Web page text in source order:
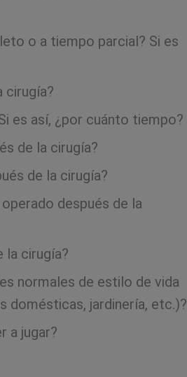
o a tiempo parcial? Si es
cirugía?
es así, ¿por cuánto tiempo?
de la cirugía?
de la cirugía?
después de la
la cirugía?
normales de estilo de vida
domésticas, jardinería, etc.)?
a jugar?